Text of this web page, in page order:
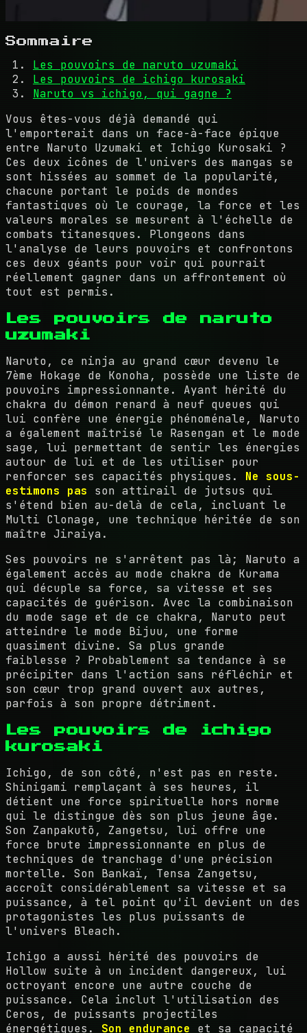
Sommaire
Les pouvoirs de naruto uzumaki
Les pouvoirs de ichigo kurosaki
Naruto vs ichigo, qui gagne ?
Vous êtes-vous déjà demandé qui
l'emporterait dans un face-à-face épique
entre Naruto Uzumaki et Ichigo Kurosaki ?
Ces deux icônes de l'univers des mangas se
sont hissées au sommet de la popularité,
chacune portant le poids de mondes
fantastiques où le courage, la force et les
valeurs morales se mesurent à l'échelle de
combats titanesques. Plongeons dans
l'analyse de leurs pouvoirs et confrontons
ces deux géants pour voir qui pourrait
réellement gagner dans un affrontement où
tout est permis.
Les pouvoirs de naruto
uzumaki
Naruto, ce ninja au grand cœur devenu le
7ème Hokage de Konoha, possède une liste de
pouvoirs impressionnante. Ayant hérité du
chakra du démon renard à neuf queues qui
lui confère une énergie phénoménale, Naruto
a également maîtrisé le Rasengan et le mode
sage, lui permettant de sentir les énergies
autour de lui et de les utiliser pour
renforcer ses capacités physiques. Ne sous-
estimons pas son attirail de jutsus qui
s'étend bien au-delà de cela, incluant le
Multi Clonage, une technique héritée de son
maître Jiraiya.
Ses pouvoirs ne s'arrêtent pas là; Naruto a
également accès au mode chakra de Kurama
qui décuple sa force, sa vitesse et ses
capacités de guérison. Avec la combinaison
du mode sage et de ce chakra, Naruto peut
atteindre le mode Bijuu, une forme
quasiment divine. Sa plus grande
faiblesse ? Probablement sa tendance à se
précipiter dans l'action sans réfléchir et
son cœur trop grand ouvert aux autres,
parfois à son propre détriment.
Les pouvoirs de ichigo
kurosaki
Ichigo, de son côté, n'est pas en reste.
Shinigami remplaçant à ses heures, il
détient une force spirituelle hors norme
qui le distingue dès son plus jeune âge.
Son Zanpakutō, Zangetsu, lui offre une
force brute impressionnante en plus de
techniques de tranchage d'une précision
mortelle. Son Bankaï, Tensa Zangetsu,
accroît considérablement sa vitesse et sa
puissance, à tel point qu'il devient un des
protagonistes les plus puissants de
l'univers Bleach.
Ichigo a aussi hérité des pouvoirs de
Hollow suite à un incident dangereux, lui
octroyant encore une autre couche de
puissance. Cela inclut l'utilisation des
Ceros, de puissants projectiles
énergétiques. Son endurance et sa capacité